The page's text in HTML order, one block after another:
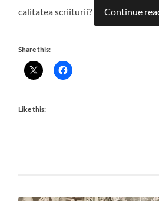
calitatea scriiturii? Continue
Share this:
Like this: